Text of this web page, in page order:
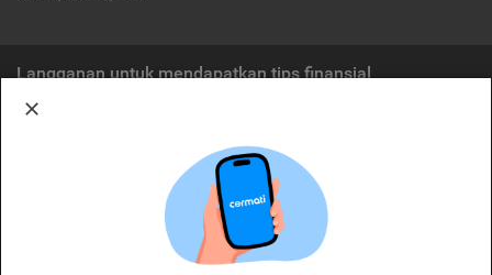
Langganan untuk mendapatkan tips finansial
Cermati merupakan penyelenggara agregasi jasa keuangan yang terdaftar di
OJK. Oleh karena itu, produk dan/atau layanan jasa keuangan yang
ditawarkan bukan merupakan produk dan/atau layanan jasa keuangan yang
diterbitkan oleh Cermati dan Cermati tidak bertanggung jawab atas tuntutan